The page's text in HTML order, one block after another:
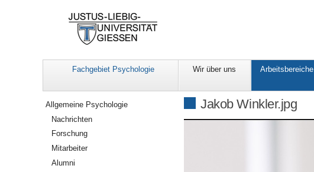
Fachgebiet Psychologie Wir über uns Arbeitsbereiche
Jakob Winkler.jpg
Navigation
Allgemeine Psychologie
Nachrichten
Forschung
Mitarbeiter
Alumni